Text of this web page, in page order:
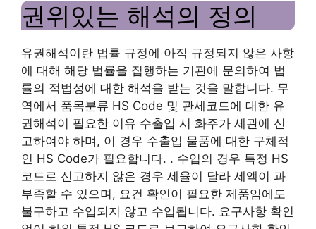
권위있는 해석의 정의
유권해석이란 법률 규정에 아직 규정되지 않은 사항
에 대해 해당 법률을 집행하는 기관에 문의하여 법
률의 적법성에 대한 해석을 받는 것을 말합니다. 무
역에서 품목분류 HS Code 및 관세코드에 대한 유
권해석이 필요한 이유 수출입 시 화주가 세관에 신
고하여야 하며, 이 경우 수출입 물품에 대한 구체적
인 HS Code가 필요합니다. . 수입의 경우 특정 HS
코드로 신고하지 않은 경우 세율이 달라 세액이 과
부족할 수 있으며, 요건 확인이 필요한 제품임에도
불구하고 수입되지 않고 수입됩니다. 요구사항 확인